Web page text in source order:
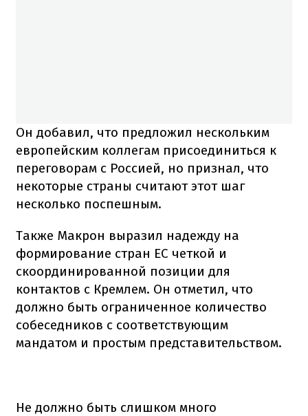
Он добавил, что предложил нескольким
европейским коллегам присоединиться к
переговорам с Россией, но признал, что
некоторые страны считают этот шаг
несколько поспешным.
Также Макрон выразил надежду на
формирование стран ЕС четкой и
скоординированной позиции для
контактов с Кремлем. Он отметил, что
должно быть ограниченное количество
собеседников с соответствующим
мандатом и простым представительством.
Не должно быть слишком много